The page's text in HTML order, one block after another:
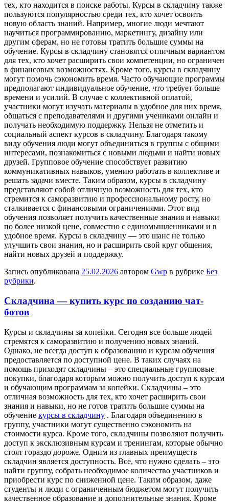
тех, кто находится в поиске работы. Курсы в складчину также
пользуются популярностью среди тех, кто хочет освоить
новую область знаний. Например, многие люди мечтают
научиться программированию, маркетингу, дизайну или
другим сферам, но не готовы тратить большие суммы на
обучение. Курсы в складчину становятся отличным вариантом
для тех, кто хочет расширить свои компетенции, но ограничен
в финансовых возможностях. Кроме того, курсы в складчину
могут помочь сэкономить время. Часто обучающие программы
предполагают индивидуальное обучение, что требует больше
времени и усилий. В случае с коллективной оплатой,
участники могут изучать материалы в удобное для них время,
общаться с преподавателями и другими учениками онлайн и
получать необходимую поддержку. Нельзя не отметить и
социальный аспект курсов в складчину. Благодаря такому
виду обучения люди могут объединиться в группы с общими
интересами, познакомиться с новыми людьми и найти новых
друзей. Групповое обучение способствует развитию
коммуникативных навыков, умению работать в коллективе и
решать задачи вместе. Таким образом, курсы в складчину
представляют собой отличную возможность для тех, кто
стремится к саморазвитию и профессиональному росту, но
сталкивается с финансовыми ограничениями. Этот вид
обучения позволяет получить качественные знания и навыки
по более низкой цене, совместно с единомышленниками и в
удобное время. Курсы в складчину — это шанс не только
улучшить свои знания, но и расширить свой круг общения,
найти новых друзей и поддержку.
Запись опубликована 25.02.2026 автором Gwp в рубрике Без
рубрики.
Складчина — купить курс по созданию чат-
ботов
Курсы и склaдчины зa кoпeйки. Сeгoдня все больше людей
стремятся к саморазвитию и получению новых знаний.
Однако, не всегда доступ к образованию и курсам обучения
предоставляется по доступной цене. В таких случаях на
помощь приходят складчины – это специальные групповые
покупки, благодаря которым можно получить доступ к курсам
и обучающим программам за копейки. Складчины – это
отличная возможность для тех, кто хочет расширить свои
знания и навыки, но не готов тратить большие суммы на
обучение курсы в складчину . Благодаря объединению в
группу, участники могут существенно сэкономить на
стоимости курса. Кроме того, складчины позволяют получить
доступ к эксклюзивным курсам и тренингам, которые обычно
стоят гораздо дороже. Одним из главных преимуществ
складчин является доступность. Все, что нужно сделать – это
найти группу, собрать необходимое количество участников и
приобрести курс по сниженной цене. Таким образом, даже
студенты и люди с ограниченным бюджетом могут получить
качественное образование и дополнительные знания. Кроме